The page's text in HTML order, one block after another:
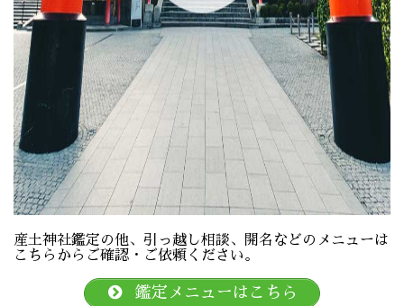
産土神社鑑定の他、引っ越し相談、開名などのメニューは
こちらからご確認・ご依頼ください。
鑑定メニューはこちら